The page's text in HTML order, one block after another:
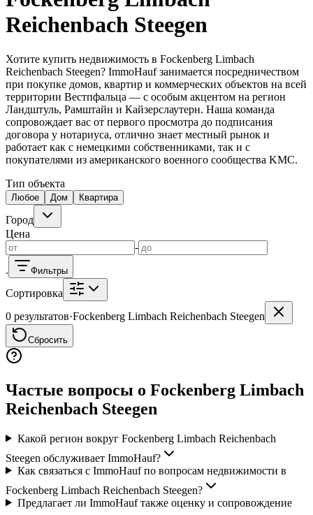
KaiserslauternДома KLКвартиры KLLandstuhl
LandstuhlRamstein Дома Ramstein
Kaiserslautern Landstuhl Ramstein
Reichenbach Steegen
Хотите купить недвижимость в Fockenberg Limbach
Reichenbach Steegen? ImmoHauf занимается посредничеством
при покупке домов, квартир и коммерческих объектов на всей
территории Вестпфальца — с особым акцентом на регион
Ландштуль, Рамштайн и Кайзерслаутерн. Наша команда
сопровождает вас от первого просмотра до подписания
договора у нотариуса, отлично знает местный рынок и
работает как с немецкими собственниками, так и с
покупателями из американского военного сообщества KMC.
Тип объекта
Любое Дом Квартира
Город
Цена
-
.
Фильтры
Сортировка
0 результатов·Fockenberg Limbach Reichenbach Steegen
Сбросить
Частые вопросы о Fockenberg Limbach
Reichenbach Steegen
Какой регион вокруг Fockenberg Limbach Reichenbach
Steegen обслуживает ImmoHauf?
Как связаться с ImmoHauf по вопросам недвижимости в
Fockenberg Limbach Reichenbach Steegen?
Предлагает ли ImmoHauf также оценку и сопровождение